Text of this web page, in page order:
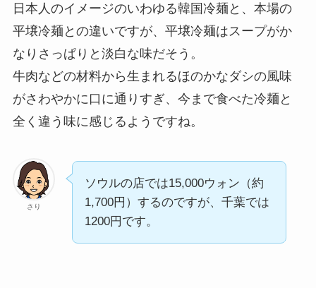
日本人のイメージのいわゆる韓国冷麺と、本場の
平壌冷麺との違いですが、平壌冷麺はスープがか
なりさっぱりと淡白な味だそう。
牛肉などの材料から生まれるほのかなダシの風味
がさわやかに口に通りすぎ、今まで食べた冷麺と
全く違う味に感じるようですね。
さり
ソウルの店では15,000ウォン（約
1,700円）するのですが、千葉では
1200円です。